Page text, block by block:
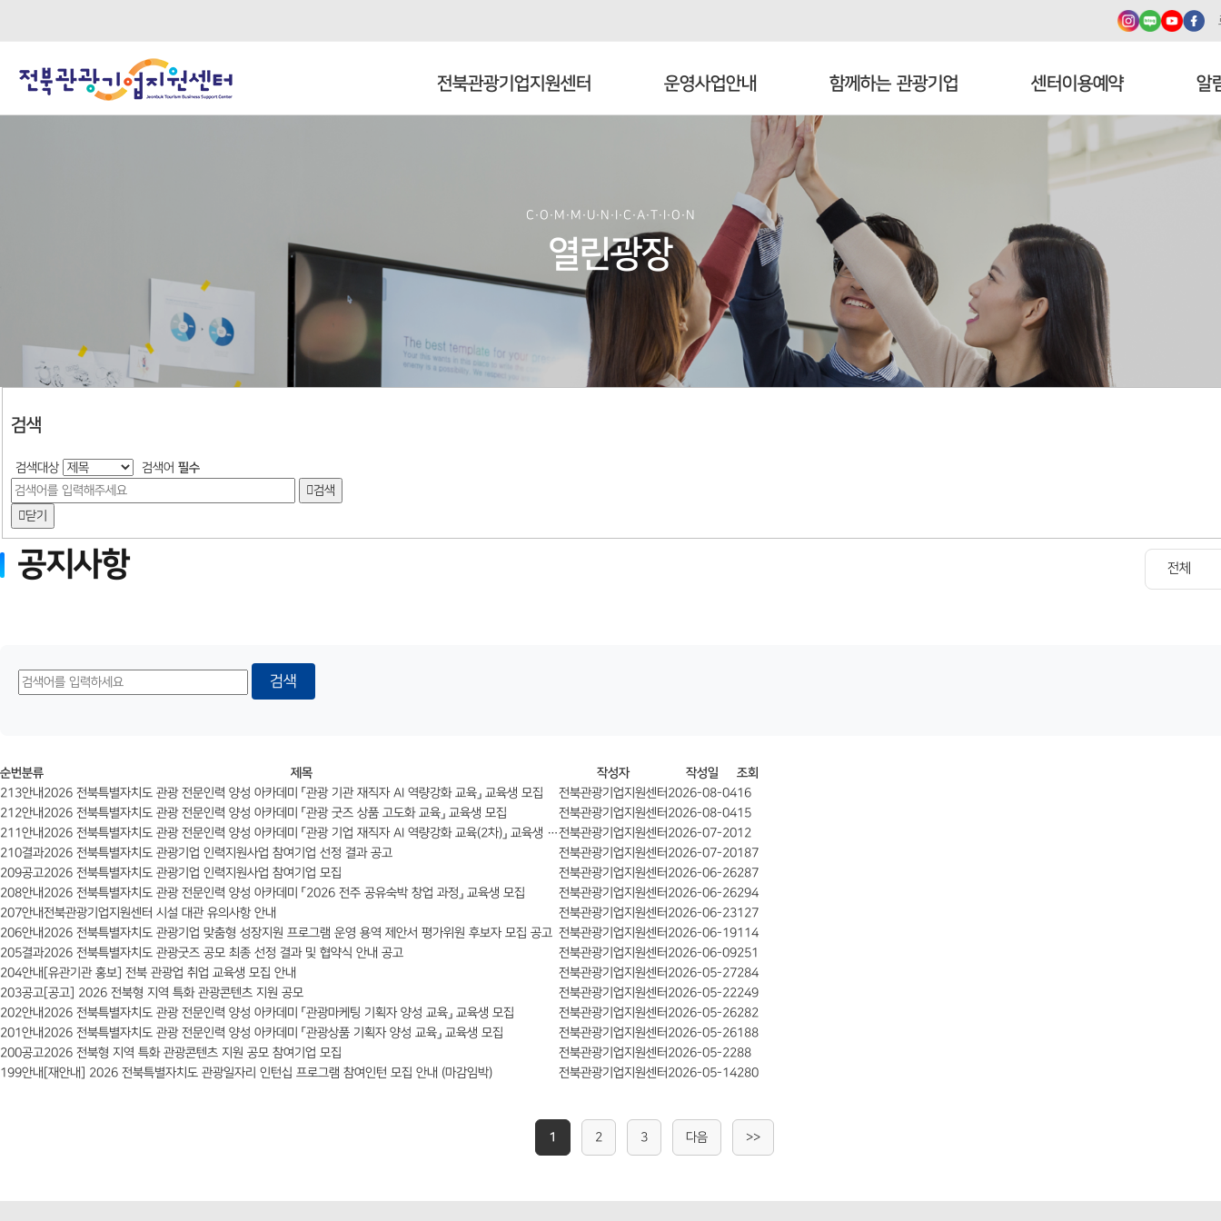
전북관광기업지원센터 운영사업안내 함께하는 관광기업 센터이용예약 알
C·O·M·M·U·N·I·C·A·T·I·O·N
열린광장
검색
검색대상 검색어 필수
검색
닫기
공지사항
검색
순번분류 제목 작성자 작성일 조회
213안내 2026 전북특별자치도 관광 전문인력 양성 아카데미 「관광 기관 재직자 AI 역량강화 교육」 교육생 모집 전북관광기업지원센터 2026-08-0416
212안내 2026 전북특별자치도 관광 전문인력 양성 아카데미 「관광 굿즈 상품 고도화 교육」 교육생 모집 전북관광기업지원센터 2026-08-0415
211 안내 2026 전북특별자치도 관광 전문인력 양성 아카데미 「관광 기업 재직자 AI 역량강화 교육(2차)」 교육생 …전북관광기업지원센터 2026-07-2012
210결과2026 전북특별자치도 관광기업 인력지원사업 참여기업 선정 결과 공고 전북관광기업지원센터 2026-07-20187
209공고2026 전북특별자치도 관광기업 인력지원사업 참여기업 모집 전북관광기업지원센터 2026-06-26287
208안내 2026 전북특별자치도 관광 전문인력 양성 아카데미 「2026 전주 공유숙박 창업 과정」 교육생 모집 전북관광기업지원센터 2026-06-26294
207안내전북관광기업지원센터 시설 대관 유의사항 안내 전북관광기업지원센터 2026-06-23127
206안내 2026 전북특별자치도 관광기업 맞춤형 성장지원 프로그램 운영 용역 제안서 평가위원 후보자 모집 공고 전북관광기업지원센터 2026-06-19114
205결과2026 전북특별자치도 관광굿즈 공모 최종 선정 결과 및 협약식 안내 공고 전북관광기업지원센터 2026-06-09251
204안내 [유관기관 홍보] 전북 관광업 취업 교육생 모집 안내 전북관광기업지원센터 2026-05-27284
203공고[공고] 2026 전북형 지역 특화 관광콘텐츠 지원 공모 전북관광기업지원센터 2026-05-22249
202안내 2026 전북특별자치도 관광 전문인력 양성 아카데미 「관광마케팅 기획자 양성 교육」 교육생 모집 전북관광기업지원센터 2026-05-26282
201 안내 2026 전북특별자치도 관광 전문인력 양성 아카데미 「관광상품 기획자 양성 교육」 교육생 모집 전북관광기업지원센터 2026-05-26188
200공고2026 전북형 지역 특화 관광콘텐츠 지원 공모 참여기업 모집 전북관광기업지원센터 2026-05-2288
199안내 [재안내] 2026 전북특별자치도 관광일자리 인턴십 프로그램 참여인턴 모집 안내 (마감임박) 전북관광기업지원센터 2026-05-14280
1 2 3 다음 >>